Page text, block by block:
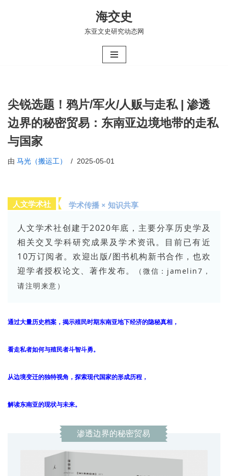
海交史
东亚文史研究动态网
尖锐选题！鸦片/军火/人贩与走私 | 渗透
边界的秘密贸易：东南亚边境地带的走私
与国家
由 马光（搬运工） 2025-05-01
人文学术社 学术传播 × 知识共享
人文学术社创建于2020年底，主要分享历史学及
相关交叉学科研究成果及学术资讯。目前已有近
10万订阅者。欢迎出版/图书机构新书合作，也欢
迎学者授权论文、著作发布。
（微信：jamelin7，
请注明来意）
通过大量历史档案， 揭示殖民时期东南亚地下经济的隐秘真相 ，
看走私者如何与殖民者斗智斗勇。
从边境变迁的独特视角， 探索现代国家的形成历程，
解读东南亚的现状与未来。
渗透边界的秘密贸易